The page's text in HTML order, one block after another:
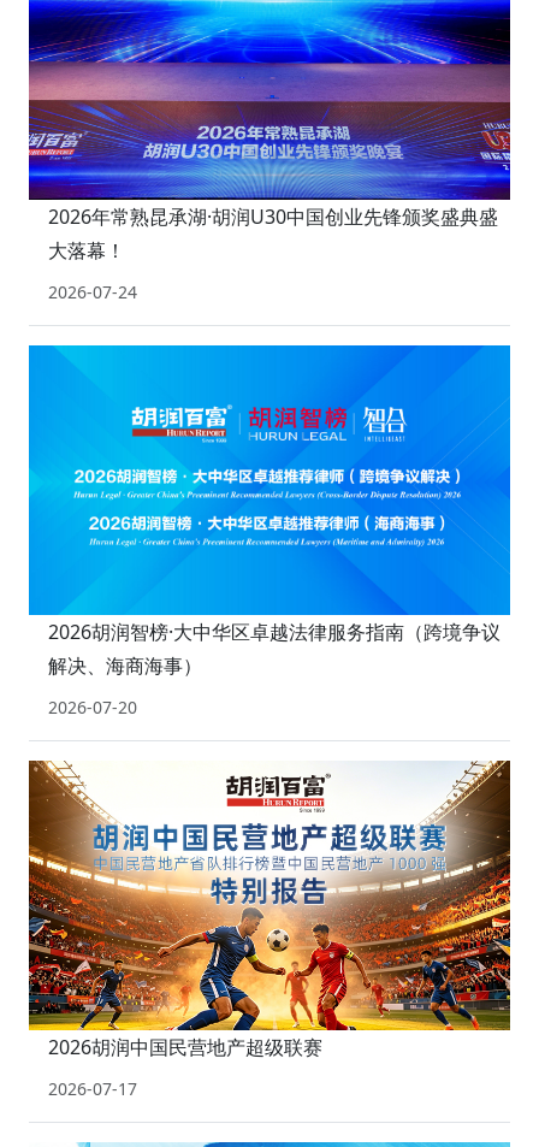
2026年常熟昆承湖·胡润U30中国创业先锋颁奖盛典盛
大落幕！
2026-07-24
2026胡润智榜·大中华区卓越法律服务指南（跨境争议
解决、海商海事）
2026-07-20
2026胡润中国民营地产超级联赛
2026-07-17